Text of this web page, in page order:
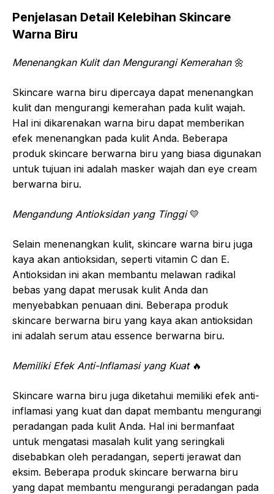
Penjelasan Detail Kelebihan Skincare
Warna Biru
Menenangkan Kulit dan Mengurangi Kemerahan🌼
Skincare warna biru dipercaya dapat menenangkan
kulit dan mengurangi kemerahan pada kulit wajah.
Hal ini dikarenakan warna biru dapat memberikan
efek menenangkan pada kulit Anda. Beberapa
produk skincare berwarna biru yang biasa digunakan
untuk tujuan ini adalah masker wajah dan eye cream
berwarna biru.
Mengandung Antioksidan yang Tinggi💛
Selain menenangkan kulit, skincare warna biru juga
kaya akan antioksidan, seperti vitamin C dan E.
Antioksidan ini akan membantu melawan radikal
bebas yang dapat merusak kulit Anda dan
menyebabkan penuaan dini. Beberapa produk
skincare berwarna biru yang kaya akan antioksidan
ini adalah serum atau essence berwarna biru.
Memiliki Efek Anti-Inflamasi yang Kuat🔥
Skincare warna biru juga diketahui memiliki efek anti-
inflamasi yang kuat dan dapat membantu mengurangi
peradangan pada kulit Anda. Hal ini bermanfaat
untuk mengatasi masalah kulit yang seringkali
disebabkan oleh peradangan, seperti jerawat dan
eksim. Beberapa produk skincare berwarna biru
yang dapat membantu mengurangi peradangan pada